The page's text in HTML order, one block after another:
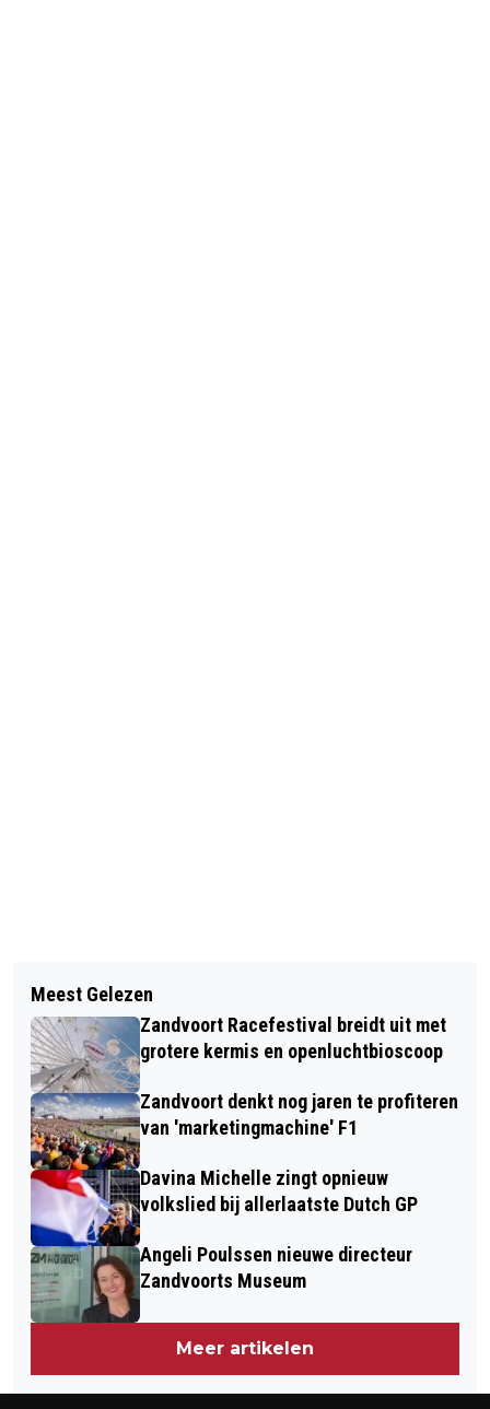
WONING GESLOTEN NA VONDST
HARDDRUGS
KINDERCARNAVAL TREKT WEER
VOLLE DORPSKERK IN ZANDVOORT
Meest Gelezen
Zandvoort Racefestival breidt uit met
grotere kermis en openluchtbioscoop
Zandvoort denkt nog jaren te profiteren
van 'marketingmachine' F1
Davina Michelle zingt opnieuw
volkslied bij allerlaatste Dutch GP
Angeli Poulssen nieuwe directeur
Zandvoorts Museum
Meer artikelen